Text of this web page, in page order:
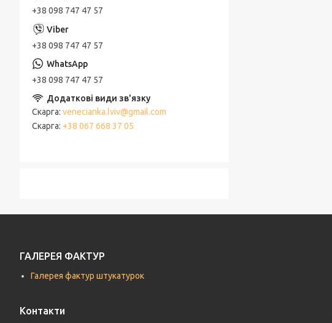
+38 098 747 47 57
+38 098 747 47 57
+38 098 747 47 57
Скарга venecianka.lviv@gmail.com
Скарга +38 067 668 37 05
ГАЛЕРЕЯ ФАКТУР
Галерея фактур штукатурок
Контакти